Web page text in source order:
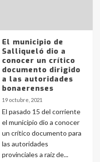
El municipio de
Salliqueló dio a
conocer un crítico
documento dirigido
a las autoridades
bonaerenses
19 octubre, 2021
El pasado 15 del corriente
el municipio dio a conocer
un crítico documento para
las autoridades
provinciales a raíz de...